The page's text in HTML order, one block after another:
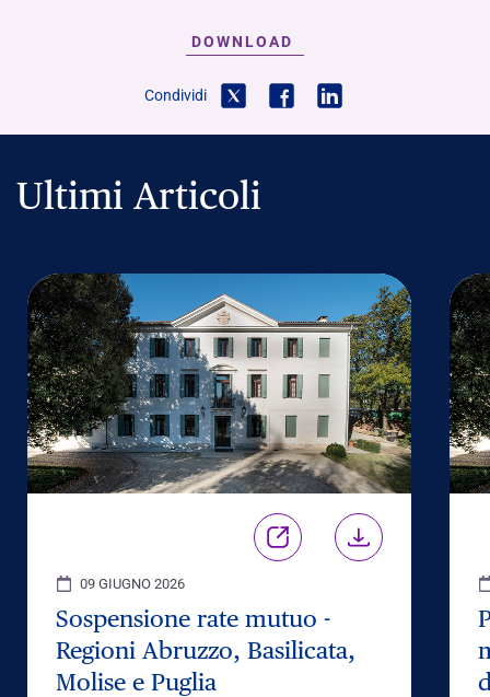
DOWNLOAD
Condividi
Ultimi Articoli
09 GIUGNO 2026
Sospensione rate mutuo -
Regioni Abruzzo, Basilicata,
Molise e Puglia